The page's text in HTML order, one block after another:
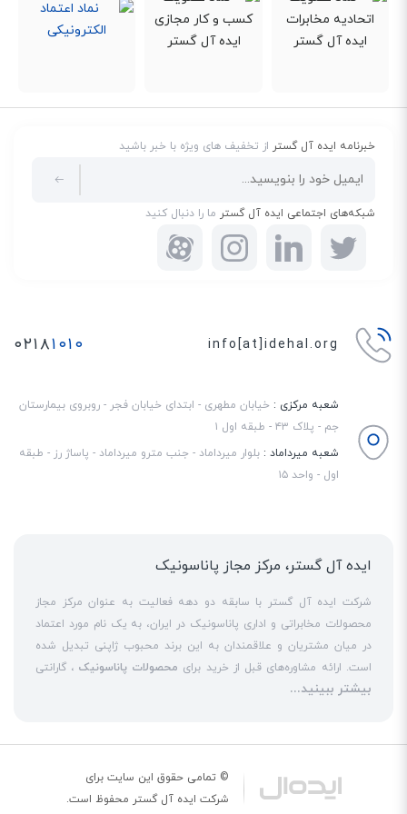
خبرنامه ایده آل گستراز تخفیف های ویژه با خبر باشید
شبکه‌های اجتماعی ایده آل گسترما را دنبال کنید
info[at]idehal.org ۰۲۱۸۱۰۱۰
شعبه مرکزی : خیابان مطهری - ابتدای خیابان فجر - روبروی بیمارستان
جم - پلاک ۴۳ - طبقه اول ۱
شعبه میرداماد : بلوار میرداماد - جنب مترو میرداماد - پاساژ رز - طبقه
اول - واحد ۱۵
ایده آل گستر، مرکز مجاز پاناسونیک
شرکت ایده آل گستر با سابقه دو دهه فعالیت به عنوان مرکز مجاز
محصولات مخابراتی و اداری پاناسونیک در ایران، به یک نام مورد اعتماد
در میان مشتریان و علاقمندان به این برند محبوب ژاپنی تبدیل شده
است. ارائه مشاوره‌های قبل از خرید برایمحصولات پاناسونیک، گارانتی
18 ماهه معتبر و شرکتی برای کلیه محصولات عرضه شده و تعهد کامل
انواع مراکز
سانترال
است. این مهم با اتکا به تکنسین‌های فنی و مجرب
که در ایننمایندگی سانترال پاناسونیک
حاضر هستند، حاصل می‌شود. به
بیشتر ببینید...
© تمامی حقوق این سایت برای
شرکتایده آل گسترمحفوظ است.